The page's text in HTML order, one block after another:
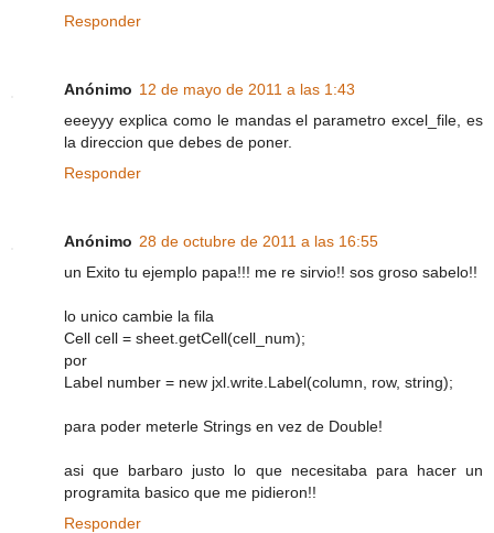
Responder
Anónimo 12 de mayo de 2011 a las 1:43
eeeyyy explica como le mandas el parametro excel_file, es
la direccion que debes de poner.
Responder
Anónimo 28 de octubre de 2011 a las 16:55
un Exito tu ejemplo papa!!! me re sirvio!! sos groso sabelo!!
lo unico cambie la fila
Cell cell = sheet.getCell(cell_num);
por
Label number = new jxl.write.Label(column, row, string);
para poder meterle Strings en vez de Double!
asi que barbaro justo lo que necesitaba para hacer un
programita basico que me pidieron!!
Responder